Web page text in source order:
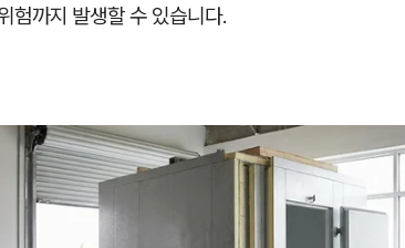
험까지 발생할 수 있습니다.